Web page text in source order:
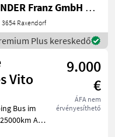
45km/h
für
jeden Betrieb, Hof oder
BINDER Franz GmbH & CoKG
3654 Raxendorf
Plus kereskedő
Vito
9.000
€
ÁFA nem
érvényesíthető
Bus im
Als